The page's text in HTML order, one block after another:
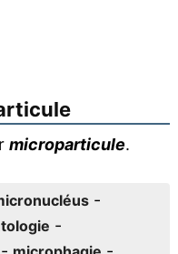
microparticule.
-
-